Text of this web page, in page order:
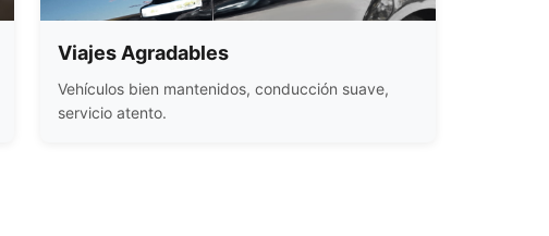
Viajes Agradables
Vehículos bien mantenidos, conducción suave,
servicio atento.